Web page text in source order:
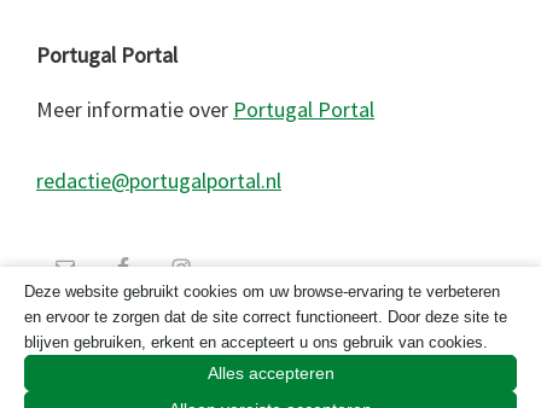
website
Portugal Portal
Meer informatie over Portugal Portal
redactie@portugalportal.nl
Deze website gebruikt cookies om uw browse-ervaring te verbeteren
en ervoor te zorgen dat de site correct functioneert. Door deze site te
blijven gebruiken, erkent en accepteert u ons gebruik van cookies.
Alles accepteren